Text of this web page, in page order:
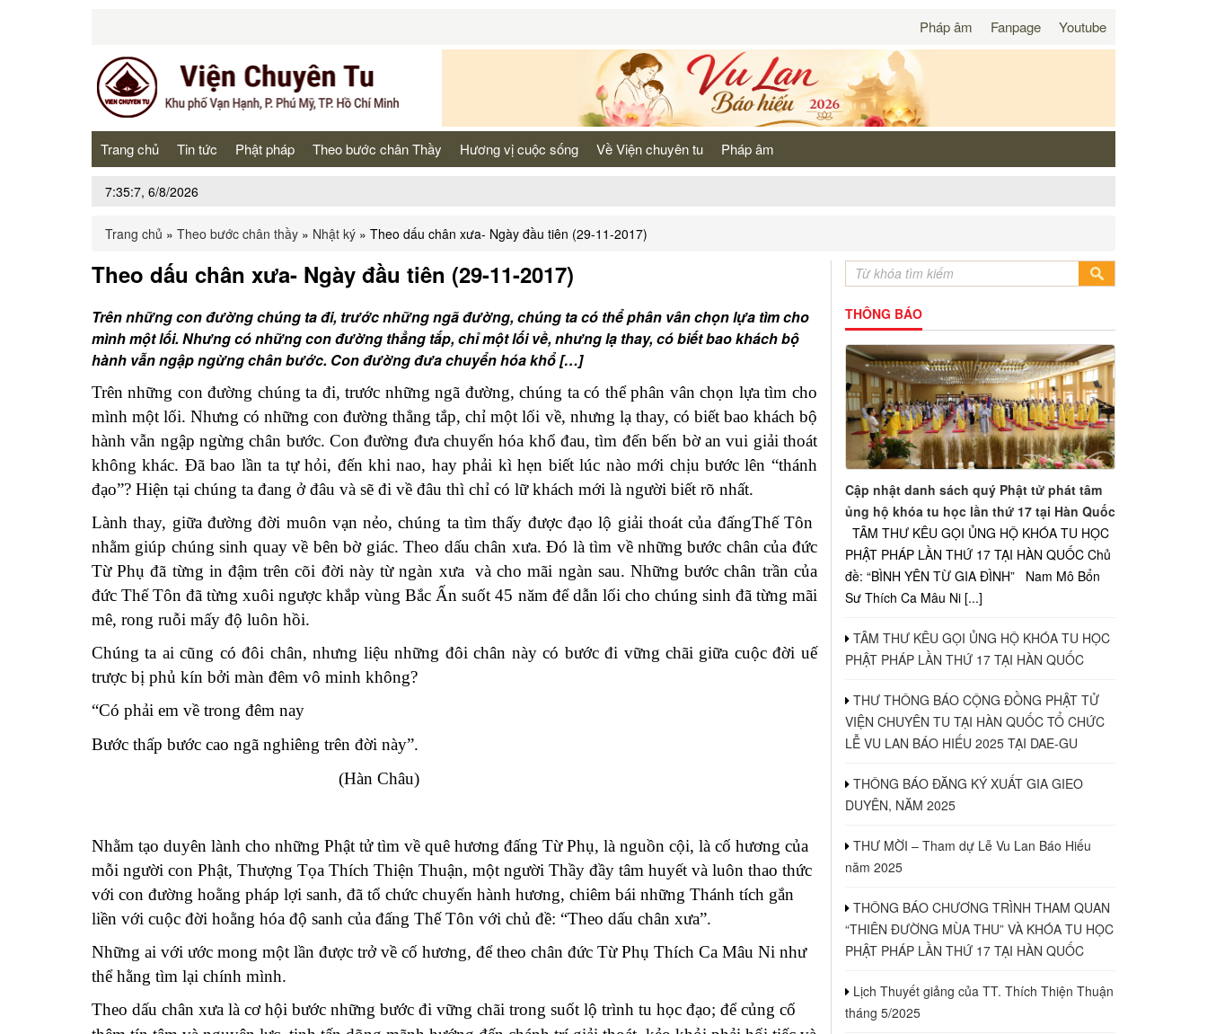
Youtube
Fanpage
Pháp âm
Trang chủ Tin tức Phật pháp Theo bước chân Thầy Hương vị cuộc sống Về Viện chuyên tu Pháp âm
7:35:7, 6/8/2026
Trang chủ » Theo bước chân thầy » Nhật ký » Theo dấu chân xưa- Ngày đầu tiên (29-11-2017)
Theo dấu chân xưa- Ngày đầu tiên (29-11-2017)
Trên những con đường chúng ta đi, trước những ngã đường, chúng ta có thể phân vân chọn lựa tìm cho
mình một lối. Nhưng có những con đường thẳng tắp, chỉ một lối về, nhưng lạ thay, có biết bao khách bộ
hành vẫn ngập ngừng chân bước. Con đường đưa chuyển hóa khổ […]
Trên những con đường chúng ta đi, trước những ngã đường, chúng ta có thể phân vân chọn lựa tìm cho
mình một lối. Nhưng có những con đường thẳng tắp, chỉ một lối về, nhưng lạ thay, có biết bao khách bộ
hành vẫn ngập ngừng chân bước. Con đường đưa chuyển hóa khổ đau, tìm đến bến bờ an vui giải thoát
không khác. Đã bao lần ta tự hỏi, đến khi nao, hay phải kì hẹn biết lúc nào mới chịu bước lên “thánh
đạo”? Hiện tại chúng ta đang ở đâu và sẽ đi về đâu thì chỉ có lữ khách mới là người biết rõ nhất.
Lành thay, giữa đường đời muôn vạn nẻo, chúng ta tìm thấy được đạo lộ giải thoát của đấngThế Tôn
nhằm giúp chúng sinh quay về bên bờ giác. Theo dấu chân xưa. Đó là tìm về những bước chân của đức
Từ Phụ đã từng in đậm trên cõi đời này từ ngàn xưa và cho mãi ngàn sau. Những bước chân trần của
đức Thế Tôn đã từng xuôi ngược khắp vùng Bắc Ấn suốt 45 năm để dẫn lối cho chúng sinh đã từng mãi
mê, rong ruỗi mấy độ luôn hồi.
Chúng ta ai cũng có đôi chân, nhưng liệu những đôi chân này có bước đi vững chãi giữa cuộc đời uế
trược bị phủ kín bởi màn đêm vô minh không?
“Có phải em về trong đêm nay
Bước thấp bước cao ngã nghiêng trên đời này”.
(Hàn Châu)
Nhằm tạo duyên lành cho những Phật tử tìm về quê hương đấng Từ Phụ, là nguồn cội, là cố hương của
mỗi người con Phật, Thượng Tọa Thích Thiện Thuận, một người Thầy đầy tâm huyết và luôn thao thức
với con đường hoằng pháp lợi sanh, đã tổ chức chuyến hành hương, chiêm bái những Thánh tích gắn
liền với cuộc đời hoằng hóa độ sanh của đấng Thế Tôn với chủ đề: “Theo dấu chân xưa”.
Những ai với ước mong một lần được trở về cố hương, để theo chân đức Từ Phụ Thích Ca Mâu Ni như
thể hằng tìm lại chính mình.
Theo dấu chân xưa là cơ hội bước những bước đi vững chãi trong suốt lộ trình tu học đạo; để củng cố
THÔNG BÁO
Cập nhật danh sách quý Phật tử phát tâm
ủng hộ khóa tu học lần thứ 17 tại Hàn Quốc
TÂM THƯ KÊU GỌI ỦNG HỘ KHÓA TU HỌC
PHẬT PHÁP LẦN THỨ 17 TẠI HÀN QUỐC Chủ
đề: “BÌNH YÊN TỪ GIA ĐÌNH” Nam Mô Bổn
Sư Thích Ca Mâu Ni [...]
TÂM THƯ KÊU GỌI ỦNG HỘ KHÓA TU HỌC
PHẬT PHÁP LẦN THỨ 17 TẠI HÀN QUỐC
THƯ THÔNG BÁO CỘNG ĐỒNG PHẬT TỬ
VIỆN CHUYÊN TU TẠI HÀN QUỐC TỔ CHỨC
LỄ VU LAN BÁO HIẾU 2025 TẠI DAE-GU
THÔNG BÁO ĐĂNG KÝ XUẤT GIA GIEO
DUYÊN, NĂM 2025
THƯ MỜI – Tham dự Lễ Vu Lan Báo Hiếu
năm 2025
THÔNG BÁO CHƯƠNG TRÌNH THAM QUAN
“THIÊN ĐƯỜNG MÙA THU” VÀ KHÓA TU HỌC
PHẬT PHÁP LẦN THỨ 17 TẠI HÀN QUỐC
Lịch Thuyết giảng của TT. Thích Thiện Thuận
tháng 5/2025